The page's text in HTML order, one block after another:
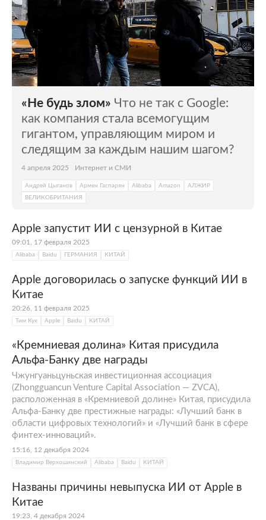
«Не будь злом» Что не так с Google:
как компания стала всемогущим
гигантом, управляющим миром и
следящим за каждым нашим шагом?
4 апреля 2025 Интернет и СМИ
Андрей Цыганов Армен Гаспарян Alibaba Amazon
АЛЖИР
ВЕЛИКОБРИТАНИЯ
Apple запустит ИИ с цензурной в Китае
09:01, 17 февраля 2025
Alibaba Baidu ГЕРМАНИЯ КИТАЙ
Apple договорилась о запуске функций ИИ в
Китае
20:26, 11 февраля 2025
Тим Кук Apple Baidu КИТАЙ
«Кремниевая долина» Китая присудила
Альфа-Банку две награды
Чжунгуаньцуньская инвестиционная ассоциация
(Zhongguancun Venture Capital Association — ZVCA),
расположенная в «Кремниевой долине» Китая, присудила
Альфа-Банку две престижные награды: «Лучший банк в
области цифровых технологий» и «Лучший банк в сфере
финтех-инноваций».
15:16, 12 декабря 2024
Владимир Верхошинский Alibaba Baidu КИТАЙ
Названы причины невыпуска ИИ от Apple в
Китае
19:23, 4 декабря 2024